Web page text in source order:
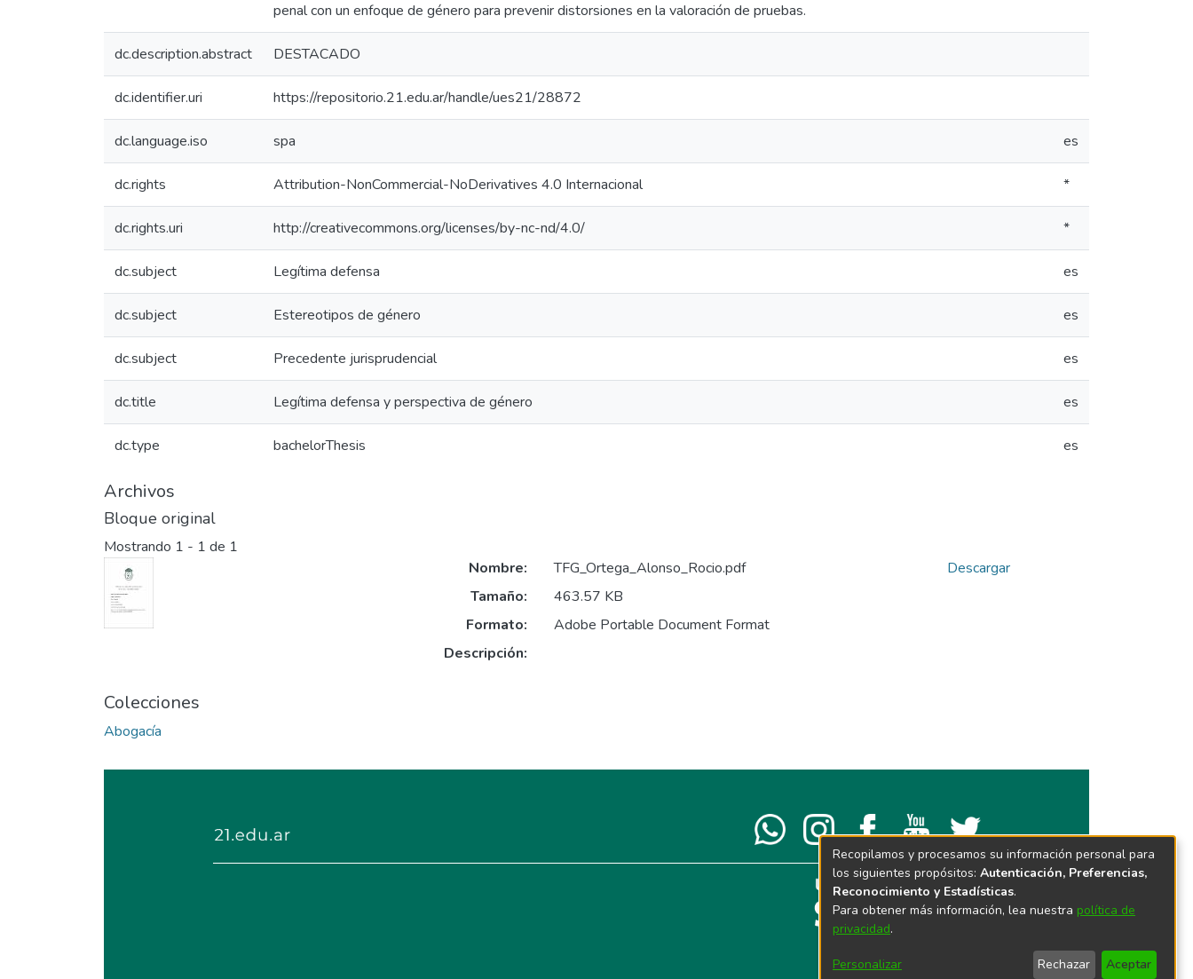
penal con un enfoque de género para prevenir distorsiones en la valoración de pruebas.
dc.description.abstract DESTACADO
dc.identifier.uri https://repositorio.21.edu.ar/handle/ues21/28872
dc.language.iso spa es
dc.rights Attribution-NonCommercial-NoDerivatives 4.0 Internacional *
dc.rights.uri http://creativecommons.org/licenses/by-nc-nd/4.0/ *
dc.subject Legítima defensa es
dc.subject Estereotipos de género es
dc.subject Precedente jurisprudencial es
dc.title Legítima defensa y perspectiva de género es
dc.type bachelorThesis es
Archivos
Bloque original
Mostrando 1 - 1 de 1
Nombre:
TFG_Ortega_Alonso_Rocio.pdf
Tamaño:
463.57 KB
Formato:
Adobe Portable Document Format
Descripción:
Descargar
Colecciones
Abogacía
Recopilamos y procesamos su información personal para
los siguientes propósitos: Autenticación, Preferencias,
Reconocimiento y Estadísticas.
Para obtener más información, lea nuestra política de
privacidad.
Personalizar Rechazar Aceptar